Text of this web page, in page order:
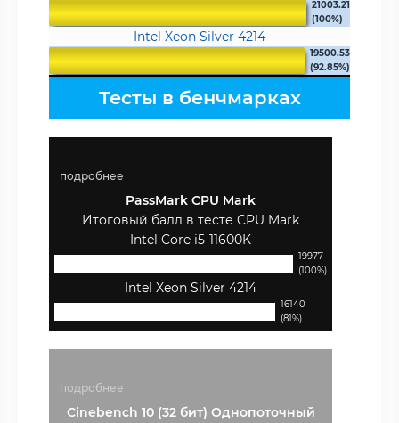
21003.21
(100%)
Intel Xeon Silver 4214
19500.53
(92.85%)
Тесты в бенчмарках
подробнее
PassMark CPU Mark
Итоговый балл в тесте CPU Mark
Intel Core i5-11600K
19977
(100%)
Intel Xeon Silver 4214
16140
(81%)
подробнее
Cinebench 10 (32 бит) Однопоточный